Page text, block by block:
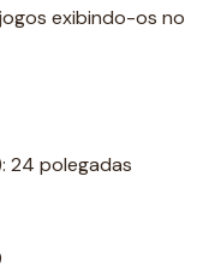
exibindo-os no
24 polegadas